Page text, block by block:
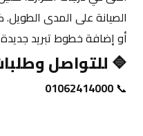
أو إضافة خطوط تبريد
🔷 للتواصل
📞
01062414000